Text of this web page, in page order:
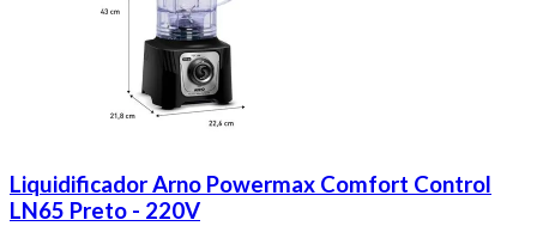
Liquidificador Arno Powermax Comfort Control
LN65 Preto - 220V